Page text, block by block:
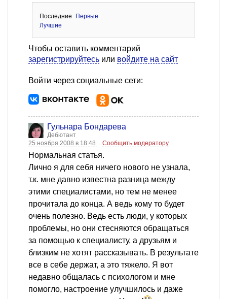
Последние
Первые
Лучшие
Чтобы оставить комментарий
зарегистрируйтесь или войдите на сайт
Войти через социальные сети:
Гульнара Бондарева
Дебютант
25 ноября 2008 в 18:48
Сообщить модератору
Нормальная статья.
Лично я для себя ничего нового не узнала,
т.к. мне давно известна разница между
этими специалистами, но тем не менее
прочитала до конца. А ведь кому то будет
очень полезно. Ведь есть люди, у которых
проблемы, но они стесняются обращаться
за помощью к специалисту, а друзьям и
близким не хотят рассказывать. В результате
все в себе держат, а это тяжело. Я вот
недавно общалась с психологом и мне
помогло, настроение улучшилось и даже